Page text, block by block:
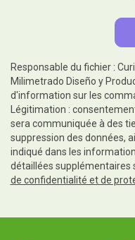
Responsable du fichier :
Milimetrado Diseño y
d'information sur les
Légitimation :
sera communiquée à des
suppression des données,
indiqué dans les
détaillées supplémentaires
de confidentialité et de